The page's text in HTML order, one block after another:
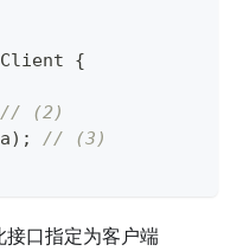
{
// (2)
) ;
// (3)
接口指定为客户端